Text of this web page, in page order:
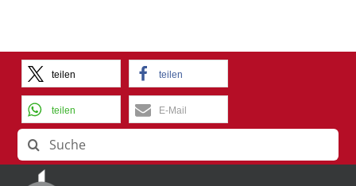
teilen teilen
teilen E-Mail
Suche
nach: